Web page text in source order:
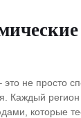
не просто
Каждый регион
которые